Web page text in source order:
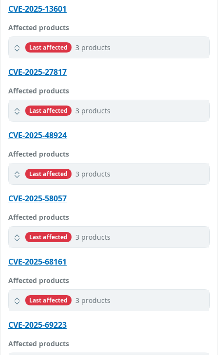
CVE-2025-13601
Affected products
Last affected 3 products
CVE-2025-27817
Affected products
Last affected 3 products
CVE-2025-48924
Affected products
Last affected 3 products
CVE-2025-58057
Affected products
Last affected 3 products
CVE-2025-68161
Affected products
Last affected 3 products
CVE-2025-69223
Affected products